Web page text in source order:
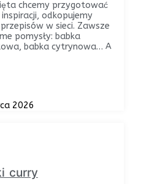
chcemy przygotować
odkopujemy
w sieci. Zawsze
pomysły: babka
babka cytrynowa… A
2026
curry